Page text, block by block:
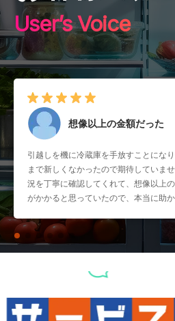
User’s Voice
想像以上の金額だった
引越しを機に冷蔵庫を手放すことにな
まで新しくなかったので期待していま
況を丁寧に確認してくれて、想像以上
がかかると思っていたので、本当に助か